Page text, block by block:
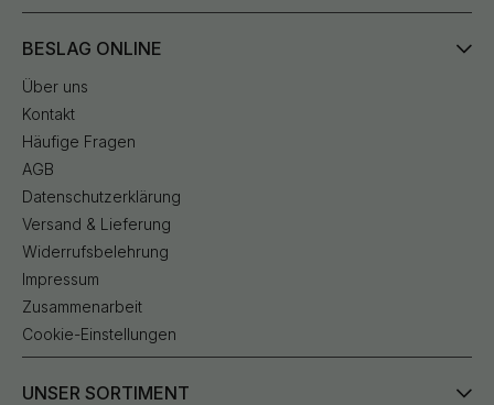
BESLAG ONLINE
Über uns
Kontakt
Häufige Fragen
AGB
Datenschutzerklärung
Versand & Lieferung
Widerrufsbelehrung
Impressum
Zusammenarbeit
Cookie-Einstellungen
UNSER SORTIMENT